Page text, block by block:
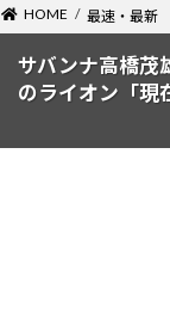
ン
ツ
ー
シ
HOME 最速・最新
サバンナ高橋茂
のライオン「現